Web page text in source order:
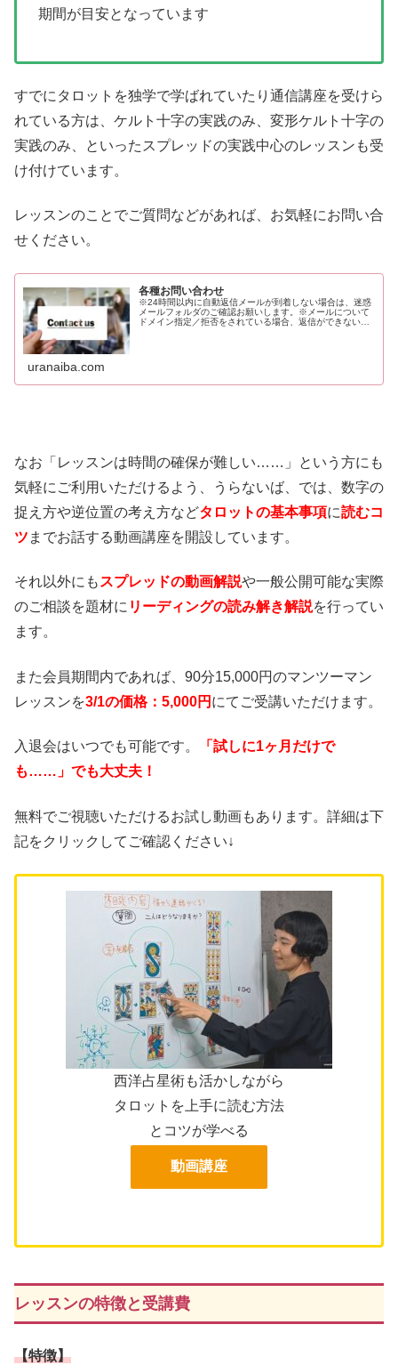
期間が目安となっています
すでにタロットを独学で学ばれていたり通信講座を受けら
れている方は、ケルト十字の実践のみ、変形ケルト十字の
実践のみ、といったスプレッドの実践中心のレッスンも受
け付けています。
レッスンのことでご質問などがあれば、お気軽にお問い合
せください。
各種お問い合わせ
※24時間以内に自動返信メールが到着しない場合は、迷惑
メールフォルダのご確認お願いします。※メールについて
ドメイン指定／拒否をされている場合、返信ができない場
uranaiba.com
なお「レッスンは時間の確保が難しい……」という方にも
気軽にご利用いただけるよう、うらないば、では、数字の
捉え方や逆位置の考え方などタロットの基本事項に読むコ
ツ までお話する動画講座を開設しています。
それ以外にもスプレッドの動画解説や一般公開可能な実際
のご相談を題材に リーディングの読み解き解説を行ってい
ます。
また会員期間内であれば、90分15,000円のマンツーマン
レッスンを3/1の価格：5,000円 にてご受講いただけます。
入退会はいつでも可能です。
「試しに1ヶ月だけで
も……」でも大丈夫！
無料でご視聴いただけるお試し動画もあります。詳細は下
記をクリックしてご確認ください↓
西洋占星術も活かしながら
タロットを上手に読む方法
とコツが学べる
動画講座
レッスンの特徴と受講費
【特徴】